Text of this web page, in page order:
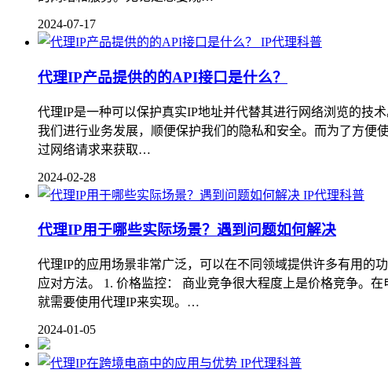
2024-07-17
IP代理科普
代理IP产品提供的的API接口是什么？
代理IP是一种可以保护真实IP地址并代替其进行网络浏览的技
我们进行业务发展，顺便保护我们的隐私和安全。而为了方便
过网络请求来获取…
2024-02-28
IP代理科普
代理IP用于哪些实际场景？遇到问题如何解决
代理IP的应用场景非常广泛，可以在不同领域提供许多有用的
应对方法。 1. 价格监控： 商业竞争很大程度上是价格竞争。
就需要使用代理IP来实现。…
2024-01-05
IP代理科普